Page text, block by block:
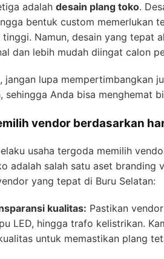
adalah desain plang toko.
bentuk custom memerlukan
tinggi. Namun, desain yang tepat
dan lebih mudah diingat calon
jangan lupa mempertimbangkan
sehingga Anda bisa menghemat
vendor berdasarkan
usaha tergoda memilih
adalah salah satu aset branding
yang tepat di Buru Selatan:
kualitas: Pastikan
LED, hingga trafo kelistrikan.
untuk memastikan plang